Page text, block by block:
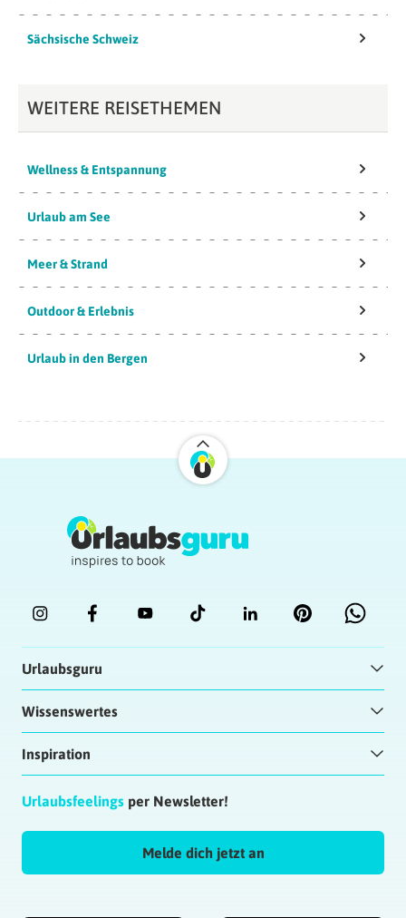
Sächsische Schweiz
WEITERE REISETHEMEN
Wellness & Entspannung
Urlaub am See
Meer & Strand
Outdoor & Erlebnis
Urlaub in den Bergen
Urlaubsguru
Wissenswertes
Inspiration
Urlaubsfeelings per Newsletter!
Melde dich jetzt an